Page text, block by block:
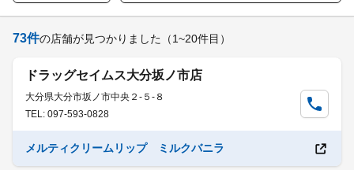
73件の店舗が見つかりました （1~20件目）
ドラッグセイムス大分坂ノ市店
大分県大分市坂ノ市中央２-５-８
TEL: 097-593-0828
メルティクリームリップ ミルクバニラ